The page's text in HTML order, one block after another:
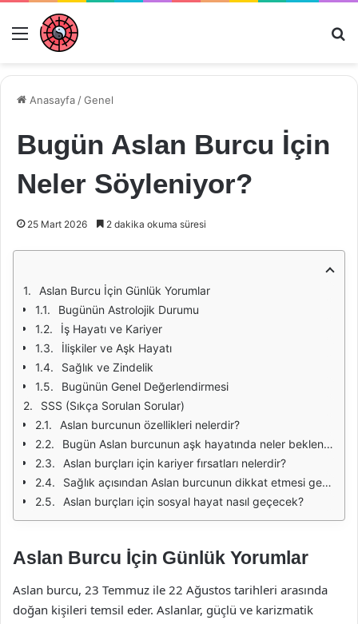
Menü
Anasayfa /Genel
Bugün Aslan Burcu İçin
Neler Söyleniyor?
25 Mart 2026 2 dakika okuma süresi
Aslan Burcu İçin Günlük Yorumlar
Bugünün Astrolojik Durumu
İş Hayatı ve Kariyer
İlişkiler ve Aşk Hayatı
Sağlık ve Zindelik
Bugünün Genel Değerlendirmesi
SSS (Sıkça Sorulan Sorular)
Aslan burcunun özellikleri nelerdir?
Bugün Aslan burcunun aşk hayatında neler bekleniyor?
Aslan burçları için kariyer fırsatları nelerdir?
Sağlık açısından Aslan burcunun dikkat etmesi gerekenler nelerdir?
Aslan burçları için sosyal hayat nasıl geçecek?
Aslan Burcu İçin Günlük Yorumlar
Aslan burcu, 23 Temmuz ile 22 Ağustos tarihleri arasında
doğan kişileri temsil eder. Aslanlar, güçlü ve karizmatik